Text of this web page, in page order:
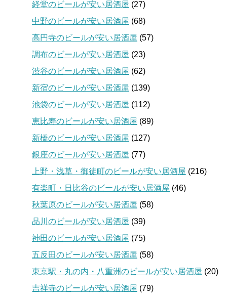
経堂のビールが安い居酒屋 (27)
中野のビールが安い居酒屋 (68)
高円寺のビールが安い居酒屋 (57)
調布のビールが安い居酒屋 (23)
渋谷のビールが安い居酒屋 (62)
新宿のビールが安い居酒屋 (139)
池袋のビールが安い居酒屋 (112)
恵比寿のビールが安い居酒屋 (89)
新橋のビールが安い居酒屋 (127)
銀座のビールが安い居酒屋 (77)
上野・浅草・御徒町のビールが安い居酒屋 (216)
有楽町・日比谷のビールが安い居酒屋 (46)
秋葉原のビールが安い居酒屋 (58)
品川のビールが安い居酒屋 (39)
神田のビールが安い居酒屋 (75)
五反田のビールが安い居酒屋 (58)
東京駅・丸の内・八重洲のビールが安い居酒屋 (20)
吉祥寺のビールが安い居酒屋 (79)